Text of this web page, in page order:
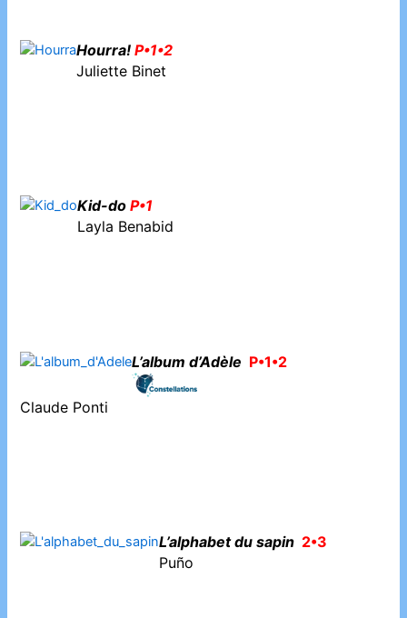
Hourra!P•1•2
Juliette Binet
Kid-doP•1
Layla Benabid
L’album d’Adèle P•1•2
Claude Ponti
L’alphabet du sapin 2•3
Puño